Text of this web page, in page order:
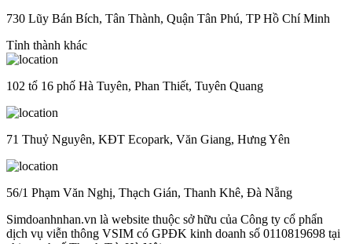
730 Lũy Bán Bích, Tân Thành, Quận Tân Phú, TP Hồ Chí Minh
Tỉnh thành khác
102 tổ 16 phố Hà Tuyên, Phan Thiết, Tuyên Quang
71 Thuỷ Nguyên, KĐT Ecopark, Văn Giang, Hưng Yên
56/1 Phạm Văn Nghị, Thạch Gián, Thanh Khê, Đà Nẵng
Simdoanhnhan.vn là website thuộc sở hữu của Công ty cổ phẩn
dịch vụ viễn thông VSIM có GPĐK kinh doanh số 0110819698 tại